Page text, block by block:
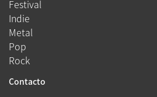
Festival
Indie
Metal
Pop
Rock
Contacto